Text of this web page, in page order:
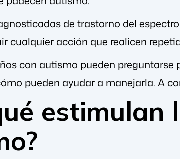
de trastorno del
cualquier acción que realicen
con autismo pueden
pueden ayudar a manejarla. A
estimulan